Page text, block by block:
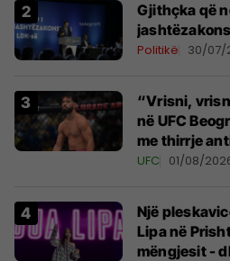
Gjithçka që
Politikë 30/07/
“Vrisni,
në UFC
me thirrje
tribunat
UFC 01/08/
Një
Lipa në
mëngjesit -